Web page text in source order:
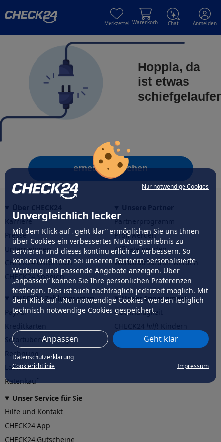
Nur notwendige Cookies
Unvergleichlich lecker
Mit dem Klick auf „geht klar” ermöglichen Sie uns Ihnen
über Cookies ein verbessertes Nutzungserlebnis zu
servieren und dieses kontinuierlich zu verbessern. So
können wir Ihnen bei unseren Partnern personalisierte
Werbung und passende Angebote anzeigen. Über
„anpassen” können Sie Ihre persönlichen Präferenzen
festlegen. Dies ist auch nachträglich jederzeit möglich. Mit
dem Klick auf „Nur notwendige Cookies” werden lediglich
technisch notwendige Cookies gespeichert.
Anpassen Geht klar
Datenschutzerklärung
Cookierichtlinie
Impressum
Merkzettel Warenkorb Chat Anmelden
Hoppla, da
ist etwas
erneut versuchen
Karriere
Presse
Unternehmen
CHECK24 Österreich
CHECK24 Spanien
Partnerprogramm
Profi werden
Affiliate werden
Werkstattpartner werden
CHECK24 Zahlungsarten
PayPal
Sofortüberweisung
Rechnung
Lastschrift
Ratenkauf
Unser Engagement
Nachhaltigkeit
CHECK24hilftder Natur
Unser Service für Sie
Hilfe und Kontakt
CHECK24 App
CHECK24 Gutscheine